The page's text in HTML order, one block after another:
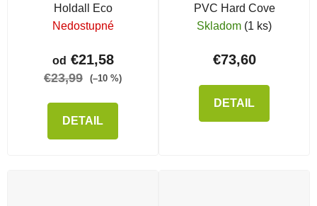
Holdall Eco
Nedostupné
od €21,58
€23,99 (–10 %)
DETAIL
PVC Hard Cove
Skladom (1 ks)
€73,60
DETAIL